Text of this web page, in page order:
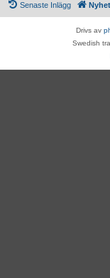
Senaste Inlägg
Drivs av
Swedish